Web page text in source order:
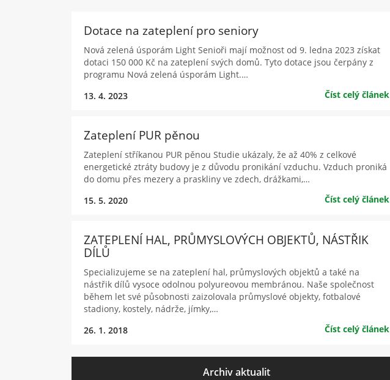
Dotace na zateplení pro seniory
Nová zelená úsporám Light Senioři mají možnost od 9. ledna 2023 získat
dotaci 150 000 Kč na zateplení svých domů. Tyto dotace jsou čerpány z
programu Nová zelená úsporám Light.…
13. 4. 2023
Číst celý článek
Zateplení PUR pěnou
Zateplení stříkanou PUR pěnou Studie ukázaly, že až 40% z celkové
energetické ztráty budovy je z důvodu pronikání vzduchu. Vzduch proniká
do domu přes mezery a praskliny ve zdech, drážkami,…
15. 5. 2020
Číst celý článek
ZATEPLENÍ HAL, PRŮMYSLOVÝCH OBJEKTŮ, NÁSTŘIK
DÍLŮ
Specializujeme se na zateplení hal, průmyslových objektů a také na
nástřik dílů vysoce odolnou polyureovou membránou. Naše společnost
během let své působnosti zaizolovala průmyslové objekty, fotbalové
stadiony, kostely, nádrže, jímky,…
26. 1. 2018
Číst celý článek
Archiv aktualit